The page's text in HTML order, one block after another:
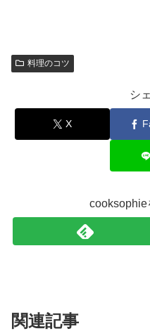
料理のコツ
シ
X
cooksophie
関連記事